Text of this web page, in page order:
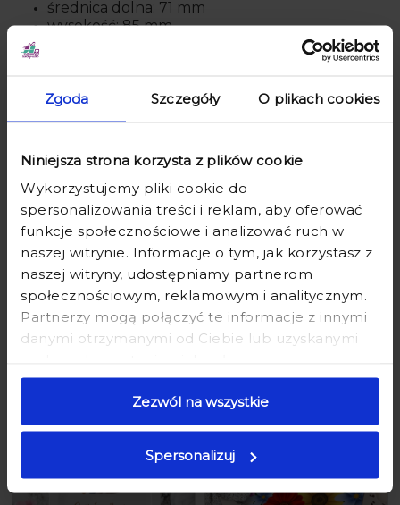
Zgoda Szczegóły O plikach cookies
Niniejsza strona korzysta z plików cookie
Wykorzystujemy pliki cookie do
spersonalizowania treści i reklam, aby oferować
funkcje społecznościowe i analizować ruch w
naszej witrynie. Informacje o tym, jak korzystasz z
naszej witryny, udostępniamy partnerom
społecznościowym, reklamowym i analitycznym.
Partnerzy mogą połączyć te informacje z innymi
danymi otrzymanymi od Ciebie lub uzyskanymi
Zezwól na wszystkie
Spersonalizuj
średnica dolna: 71 mm
wysokość: 85 mm
różowy
czerwony
żółty
niebieski
biały
☸️ KOLOR GRAWERA ZALEŻY OD KOLORU
WNETRZA KUBKA❕❕
Produkty powiązane